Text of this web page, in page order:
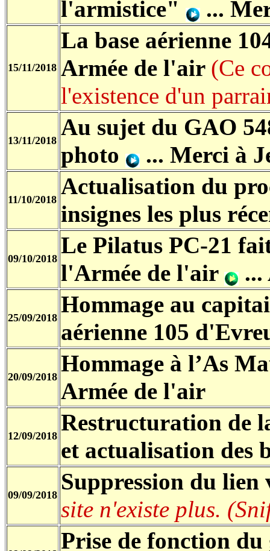
l'armistice"
...
15/11/2018
La base aérienne
Armée de l'air (Ce
l'existence d'un
13/11/2018 Au sujet du GAO
photo
... Merci à
11/10/2018 Actualisation du
insignes les plus
09/10/2018 Le Pilatus PC-21
l'Armée de l'air
...
25/09/2018 Hommage au
aérienne 105
20/09/2018 Hommage à l’As
Armée de l'air
12/09/2018 Restructuration de
et actualisation des
09/09/2018 Suppression du
site n'existe plus.
Prise de fonction du